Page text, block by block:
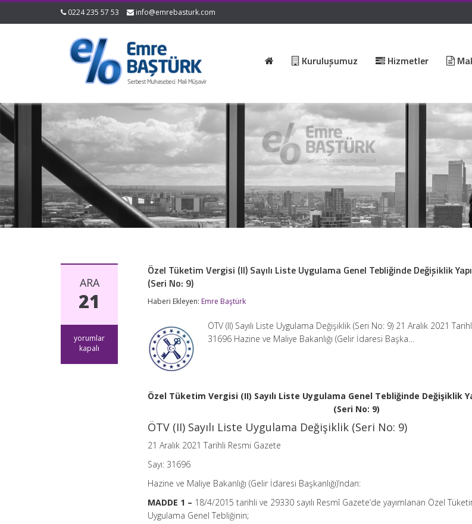
0224 235 57 53 info@emrebasturk.com
Kuruluşumuz Hizmetler
ARA
21
Özel
Tüketim
yorumlar
kapalı
Özel Tüketim Vergisi (II) Sayılı Liste Uygulama Genel Tebliğinde Değişiklik
(Seri No: 9)
Haberi Ekleyen: Emre Baştürk
ÖTV (II) Sayılı Liste Uygulama Değişiklik (Seri No: 9) 21 Aralık 2021
31696 Hazine ve Maliye Bakanlığı (Gelir İdaresi Başka…
Özel Tüketim Vergisi (II) Sayılı Liste Uygulama Genel Tebliğinde Değişiklik
(Seri No: 9)
ÖTV (II) Sayılı Liste Uygulama Değişiklik (Seri No: 9)
21 Aralık 2021 Tarihli Resmi Gazete
Sayı: 31696
Hazine ve Maliye Bakanlığı (Gelir İdaresi Başkanlığı)’ndan:
MADDE 1 – 18/4/2015 tarihli ve 29330 sayılı Resmî Gazete’de yayımlanan Özel
Uygulama Genel Tebliğinin;